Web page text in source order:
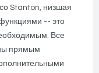
Stanton, низшая
-- это
Все
прямым